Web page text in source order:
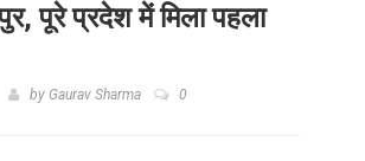
पूरे प्रदेश में मिला पहला
by Gaurav Sharma 0